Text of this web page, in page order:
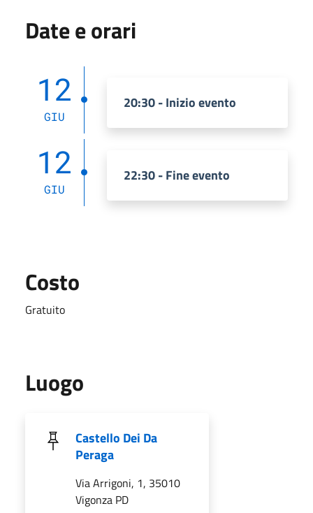
Date e orari
12
GIU
20:30 - Inizio evento
12
GIU
22:30 - Fine evento
Costo
Gratuito
Luogo
Castello Dei Da
Peraga
Via Arrigoni, 1, 35010
Vigonza PD